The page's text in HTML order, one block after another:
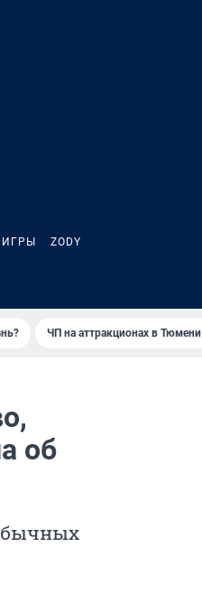
ИГРЫ ZODY
ЧП на аттракционах в Тюмени
об